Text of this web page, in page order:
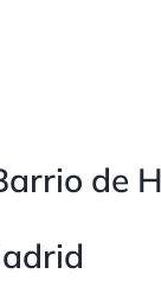
de